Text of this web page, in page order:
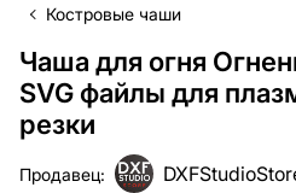
Костровые чаши
Чаша для огня
SVG файлы для
резки
Продавец: